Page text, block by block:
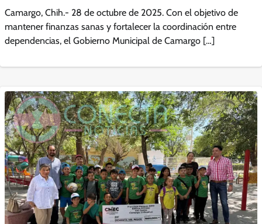
Camargo, Chih.- 28 de octubre de 2025. Con el objetivo de
mantener finanzas sanas y fortalecer la coordinación entre
dependencias, el Gobierno Municipal de Camargo […]